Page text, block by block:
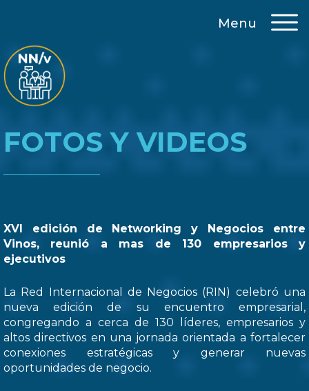
Menu
FOTOS Y VIDEOS
XVI edición de Networking y Negocios entre
Vinos, reunió a mas de 130 empresarios y
ejecutivos
La Red Internacional de Negocios (RIN) celebró una
nueva edición de su encuentro empresarial,
congregando a cerca de 130 líderes, empresarios y
altos directivos en una jornada orientada a fortalecer
conexiones estratégicas y generar nuevas
oportunidades de negocio.